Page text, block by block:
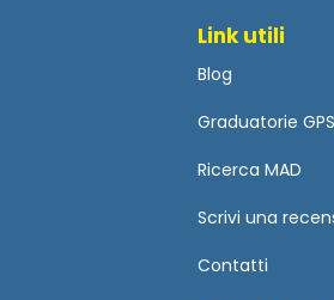
Link utili
Blog
Graduatorie GPS
Ricerca MAD
Scrivi una
Contatti